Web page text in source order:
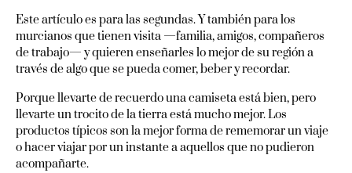
Este artículo es para las segundas. Y también para los
murcianos que tienen visita —familia, amigos, compañeros
de trabajo— y quieren enseñarles lo mejor de su región a
través de algo que se pueda comer, beber y recordar.
Porque llevarte de recuerdo una camiseta está bien, pero
llevarte un trocito de la tierra está mucho mejor. Los
productos típicos son la mejor forma de rememorar un viaje
o hacer viajar por un instante a aquellos que no pudieron
acompañarte.